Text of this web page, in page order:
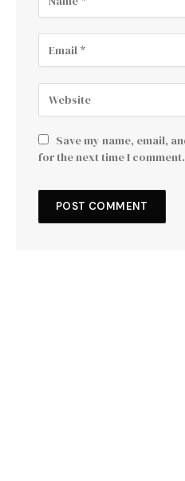
Save my name, email,
for the next time I comment.